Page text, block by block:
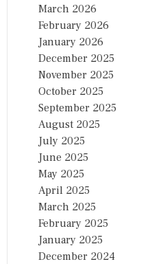
March 2026
February 2026
January 2026
December 2025
November 2025
October 2025
September 2025
August 2025
July 2025
June 2025
May 2025
April 2025
March 2025
February 2025
January 2025
December 2024